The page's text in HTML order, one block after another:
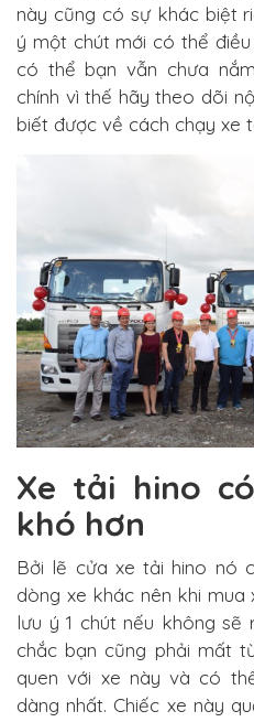
này cũng có sự khác biệt
ý một chút mới có thể
có thể bạn vẫn chưa
chính vì thế hãy theo dõi
biết được về cách chạy xe
Xe tải hino
khó hơn
Bởi lẽ cửa xe tải hino nó
dòng xe khác nên khi mua
lưu ý 1 chút nếu không
chắc bạn cũng phải mất
quen với xe này và có
dàng nhất. Chiếc xe này